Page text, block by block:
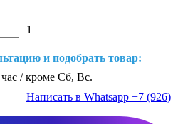
1
и подобрать товар:
/ кроме Сб, Вс.
Написать в Whatsapp +7 (926)